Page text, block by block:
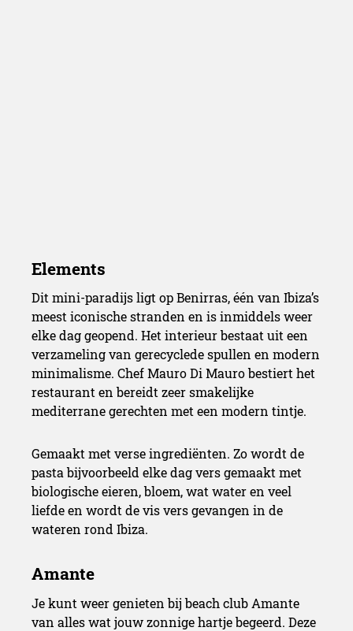
Dit mini-paradijs ligt op Benirras, één van Ibiza’s
meest iconische stranden en is inmiddels weer
elke dag geopend. Het interieur bestaat uit een
verzameling van gerecyclede spullen en modern
minimalisme. Chef Mauro Di Mauro bestiert het
restaurant en bereidt zeer smakelijke
mediterrane gerechten met een modern tintje.
Gemaakt met verse ingrediënten. Zo wordt de
pasta bijvoorbeeld elke dag vers gemaakt met
biologische eieren, bloem, wat water en veel
liefde en wordt de vis vers gevangen in de
wateren rond Ibiza.
Je kunt weer genieten bij beach club Amante
van alles wat jouw zonnige hartje begeerd. Deze